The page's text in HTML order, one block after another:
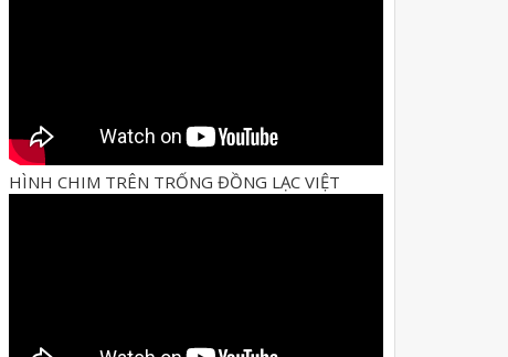
HÌNH CHIM TRÊN TRỐNG ĐỒNG LẠC VIỆT